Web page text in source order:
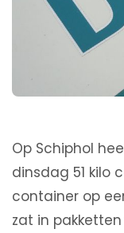
Op Schiphol
dinsdag 51 kilo
container op
zat in